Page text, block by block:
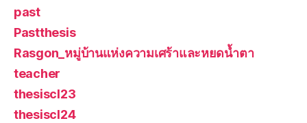
past
Pastthesis
Rasgon_หมู่บ้านแห่งความเศร้าและหยดน้ำตา
teacher
thesiscl23
thesiscl24